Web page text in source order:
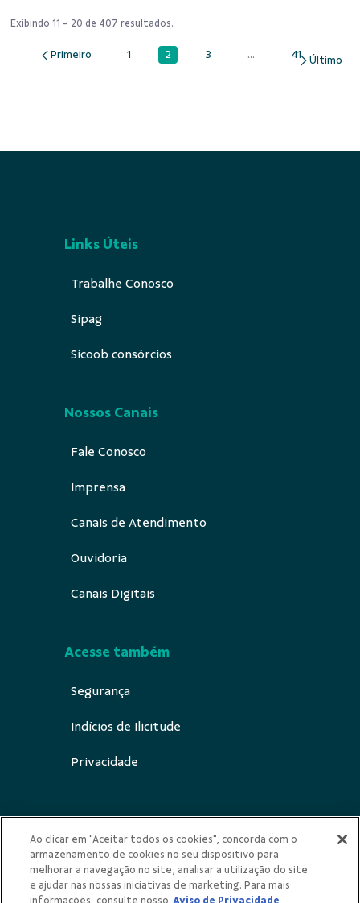
Exibindo 11 - 20 de 407 resultados.
Página
1 Página
2 Página
3 ...Páginas Página
41
Links Úteis
Trabalhe Conosco
Sipag
Sicoob consórcios
Nossos Canais
Fale Conosco
Imprensa
Canais de Atendimento
Ouvidoria
Canais Digitais
Acesse também
Segurança
Indícios de Ilicitude
Privacidade
Redes Sociais
Ao clicar em "Aceitar todos os cookies", concorda com o
armazenamento de cookies no seu dispositivo para
melhorar a navegação no site, analisar a utilização do site
e ajudar nas nossas iniciativas de marketing. Para mais
informações, consulte nosso Aviso de Privacidade